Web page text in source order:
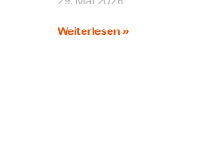
Weiterlesen »